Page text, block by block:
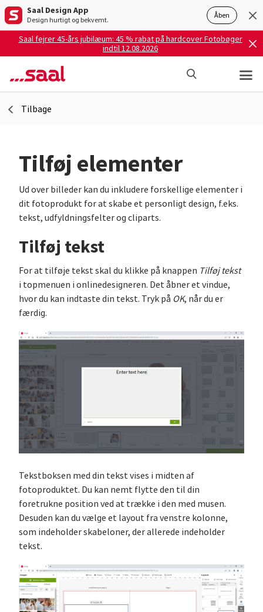
Saal Design App
Design hurtigt og bekvemt. Åben
Saal fejrer 45-års jubilæum: 45 % rabat på hardcover Fotobøger
indtil 12.08.2026
Tilbage
Tilføj elementer
Ud over billeder kan du inkludere forskellige elementer i
dit fotoprodukt for at skabe et personligt design, f.eks.
tekst, udfyldningsfelter og cliparts.
Tilføj tekst
For at tilføje tekst skal du klikke på knappen Tilføj tekst
i topmenuen i onlinedesigneren. Det åbner et vindue,
hvor du kan indtaste din tekst. Tryk på OK, når du er
færdig.
Tekstboksen med din tekst vises i midten af
fotoproduktet. Du kan nemt flytte den til din
foretrukne position ved at trække i den med musen.
Desuden kan du vælge et layout fra venstre kolonne,
som indeholder skabeloner, der allerede indeholder
tekst.